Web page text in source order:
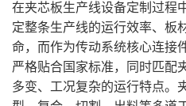
在夹芯板生产线设备定制过程
定整条生产线的运行效率、板
命，而作为传动系统核心连接
严格贴合国家标准，同时匹配
多变、工况复杂的运行特点。